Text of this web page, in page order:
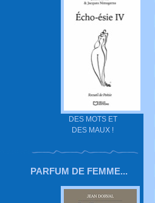
DES MOTS ET
DES MAUX !
PARFUM DE FEMME...